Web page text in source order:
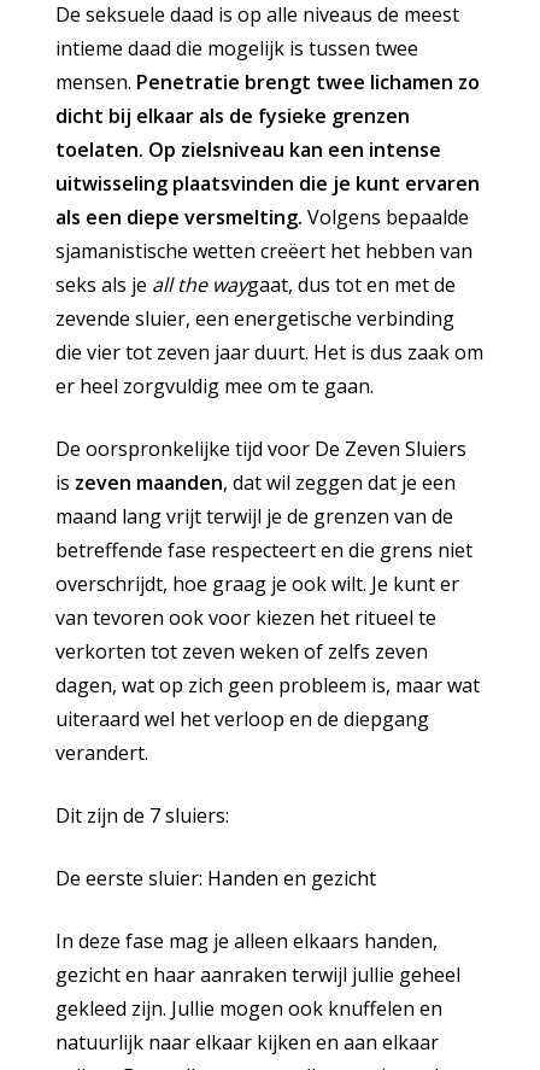
De seksuele daad is op alle niveaus de meest
intieme daad die mogelijk is tussen twee
mensen. Penetratie brengt twee lichamen zo
dicht bij elkaar als de fysieke grenzen
toelaten. Op zielsniveau kan een intense
uitwisseling plaatsvinden die je kunt ervaren
als een diepe versmelting. Volgens bepaalde
sjamanistische wetten creëert het hebben van
seks als je all the waygaat, dus tot en met de
zevende sluier, een energetische verbinding
die vier tot zeven jaar duurt. Het is dus zaak om
er heel zorgvuldig mee om te gaan.
De oorspronkelijke tijd voor De Zeven Sluiers
is zeven maanden, dat wil zeggen dat je een
maand lang vrijt terwijl je de grenzen van de
betreffende fase respecteert en die grens niet
overschrijdt, hoe graag je ook wilt. Je kunt er
van tevoren ook voor kiezen het ritueel te
verkorten tot zeven weken of zelfs zeven
dagen, wat op zich geen probleem is, maar wat
uiteraard wel het verloop en de diepgang
verandert.
Dit zijn de 7 sluiers:
De eerste sluier: Handen en gezicht
In deze fase mag je alleen elkaars handen,
gezicht en haar aanraken terwijl jullie geheel
gekleed zijn. Jullie mogen ook knuffelen en
natuurlijk naar elkaar kijken en aan elkaar